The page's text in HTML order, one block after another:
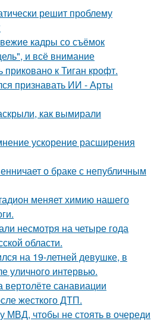
решит проблему
кадры со съёмок
и всё внимание
к Тиган крофт.
признавать ИИ - Арты
как вымирали
ускорение расширения
о браке с непубличным
меняет химию нашего
несмотря на четыре года
области.
на 19-летней девушке, в
уличного интервью.
вертолёте санавиации
жесткого ДТП.
МВД, чтобы не стоять в очереди